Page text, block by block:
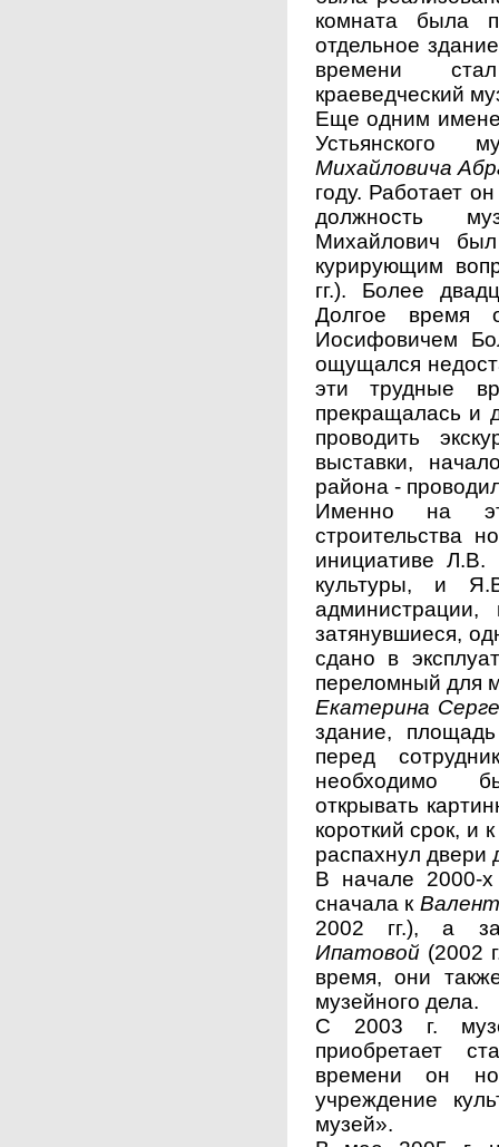
комната была
отдельное
времени
краеведческий
Еще одним
Михайловича
году. Работает
должность
Михайлович
курирующим
гг.). Более
Долгое время
Иосифовичем
ощущался
эти трудные
прекращалась и
проводить
выставки,
района -
Именно на
строительства
инициативе Л.В.
культуры, и
администрации,
затянувшиеся,
сдано в
переломный для
Екатерина
здание,
перед
необходимо
открывать
короткий срок, и
распахнул двери
В начале 2000-х
сначала к
2002 гг.), а
Ипатовой (2002
время, они
музейного дела.
С 2003 г.
приобретает
времени он
учреждение
музей».